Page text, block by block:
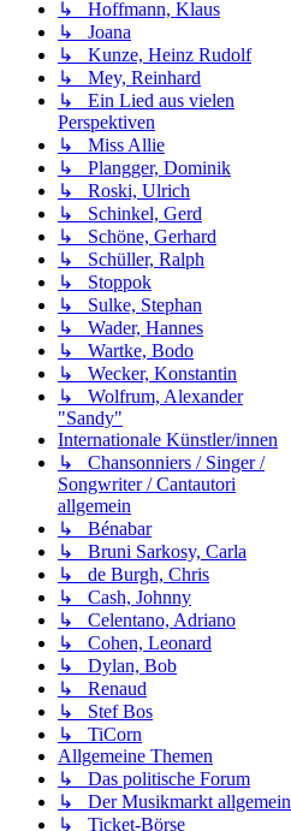
↳ Hoffmann, Klaus
↳ Joana
↳ Kunze, Heinz Rudolf
↳ Mey, Reinhard
↳ Ein Lied aus vielen
Perspektiven
↳ Miss Allie
↳ Plangger, Dominik
↳ Roski, Ulrich
↳ Schinkel, Gerd
↳ Schöne, Gerhard
↳ Schüller, Ralph
↳ Stoppok
↳ Sulke, Stephan
↳ Wader, Hannes
↳ Wartke, Bodo
↳ Wecker, Konstantin
↳ Wolfrum, Alexander
"Sandy"
Internationale Künstler/innen
↳ Chansonniers / Singer /
Songwriter / Cantautori
allgemein
↳ Bénabar
↳ Bruni Sarkosy, Carla
↳ de Burgh, Chris
↳ Cash, Johnny
↳ Celentano, Adriano
↳ Cohen, Leonard
↳ Dylan, Bob
↳ Renaud
↳ Stef Bos
↳ TiCorn
Allgemeine Themen
↳ Das politische Forum
↳ Der Musikmarkt allgemein
↳ Ticket-Börse